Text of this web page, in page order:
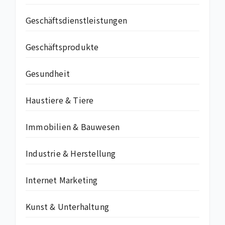
Geschäftsdienstleistungen
Geschäftsprodukte
Gesundheit
Haustiere & Tiere
Immobilien & Bauwesen
Industrie & Herstellung
Internet Marketing
Kunst & Unterhaltung